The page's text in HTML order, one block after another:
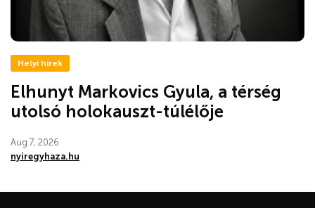
Helyi hírek
Elhunyt Markovics Gyula, a térség
utolsó holokauszt-túlélője
Aug 7, 2026
nyiregyhaza.hu